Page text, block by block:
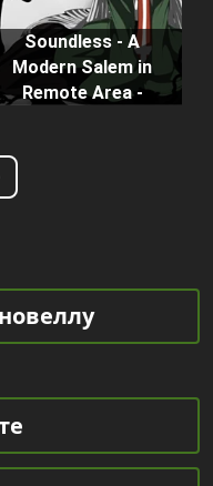
Soundless - A
Modern Salem in
Remote Area -